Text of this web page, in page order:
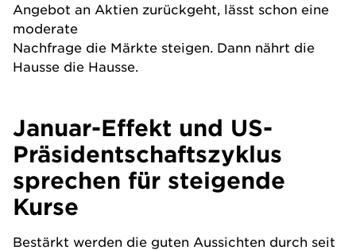
Angebot an Aktien zurückgeht, lässt schon eine
moderate
Nachfrage die Märkte steigen. Dann nährt die
Hausse die Hausse.
Januar-Effekt und US-
Präsidentschaftszyklus
sprechen für steigende
Kurse
Bestärkt werden die guten Aussichten durch seit